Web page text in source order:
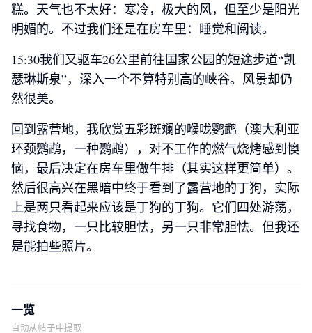
糕。天气也不太好：寒冷，极大的风，但至少是阳光
明媚的。不过我们还是在房车里：睡觉和阅读。
15:30我们又驱车26公里前往国家公园的短途步道“凯
瑟琳斯泉”，深入一个不算特别高的峡谷。风景却仍
然很美。
回到露营地，我欣赏五彩斑斓的喉咙鹦鹉（澳大利亚
环颈鹦鹉，一种鹦鹉），对不工作的燃气烧烤感到懊
恼，最后决定在房车里做牛排（其实这样更简单）。
然后很高兴在黑暗中终于看到了露营地的丁狗，实际
上是两只看起来应该是丁狗的丁狗。它们四处游荡，
寻找食物，一只比较胆怯，另一只非常胆怯。但我还
是能拍些照片。
一览
自动从帖子中提取